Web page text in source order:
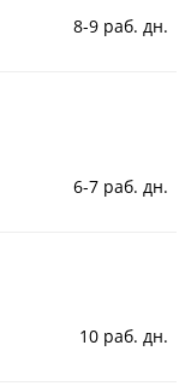
8-9 раб. дн.
6-7 раб. дн.
10 раб. дн.